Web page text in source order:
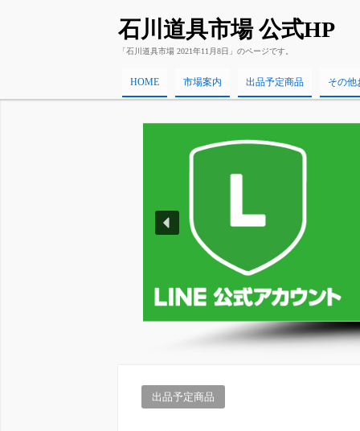
石川道具市場 公式HP
「石川道具市場 2021年11月8日」のページです。
HOME 市場案内 出品予定商品 その他
出品予定商品